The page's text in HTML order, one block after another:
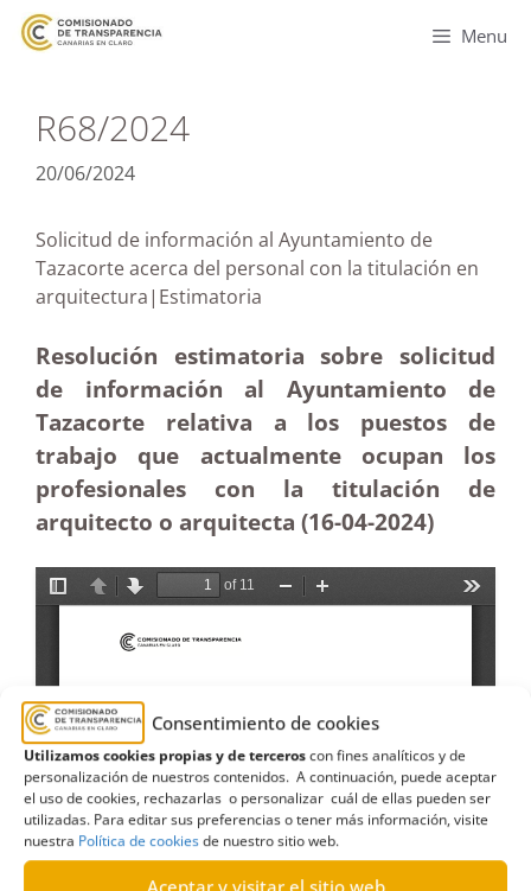
Consentimiento de cookies
Utilizamos cookies propias y de terceroscon fines analíticos y de
personalización de nuestros contenidos. A continuación, puede aceptar
el uso de cookies, rechazarlas o personalizar cuál de ellas pueden ser
utilizadas. Para editar sus preferencias o tener más información, visite
nuestra Política de cookiesde nuestro sitio web.
Menu
R68/2024
20/06/2024
Solicitud de información al Ayuntamiento de
Tazacorte acerca del personal con la titulación en
arquitectura|Estimatoria
Resolución estimatoria sobre solicitud
de información al Ayuntamiento de
Tazacorte relativa a los puestos de
trabajo que actualmente ocupan los
profesionales con la titulación de
arquitecto o arquitecta (16-04-2024)